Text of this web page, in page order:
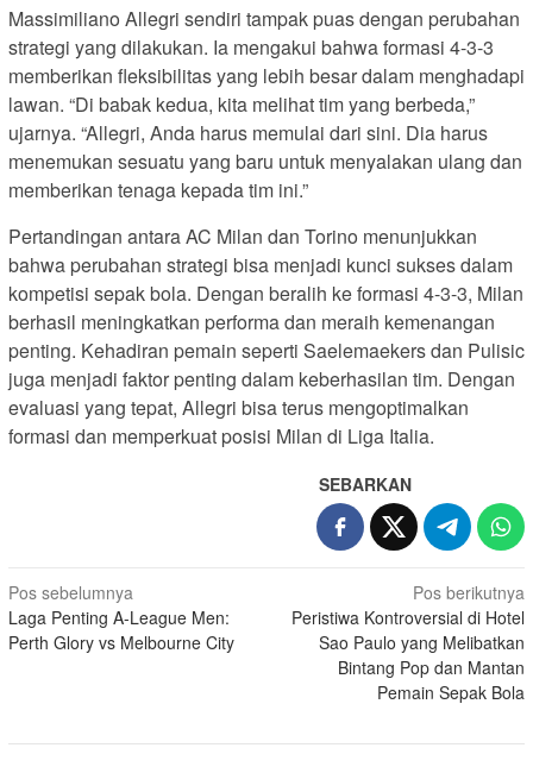
Massimiliano Allegri sendiri tampak puas dengan perubahan
strategi yang dilakukan. Ia mengakui bahwa formasi 4-3-3
memberikan fleksibilitas yang lebih besar dalam menghadapi
lawan. “Di babak kedua, kita melihat tim yang berbeda,”
ujarnya. “Allegri, Anda harus memulai dari sini. Dia harus
menemukan sesuatu yang baru untuk menyalakan ulang dan
memberikan tenaga kepada tim ini.”
Pertandingan antara AC Milan dan Torino menunjukkan
bahwa perubahan strategi bisa menjadi kunci sukses dalam
kompetisi sepak bola. Dengan beralih ke formasi 4-3-3, Milan
berhasil meningkatkan performa dan meraih kemenangan
penting. Kehadiran pemain seperti Saelemaekers dan Pulisic
juga menjadi faktor penting dalam keberhasilan tim. Dengan
evaluasi yang tepat, Allegri bisa terus mengoptimalkan
formasi dan memperkuat posisi Milan di Liga Italia.
SEBARKAN
N
a
v
Pos sebelumnya
Laga Penting A-League Men:
Perth Glory vs Melbourne City
Pos berikutnya
Peristiwa Kontroversial di Hotel
Sao Paulo yang Melibatkan
Bintang Pop dan Mantan
Pemain Sepak Bola